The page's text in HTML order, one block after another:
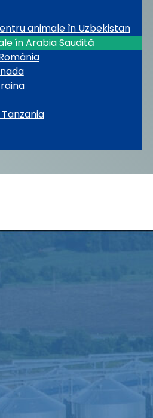
animale în Uzbekistan
în Arabia Saudită